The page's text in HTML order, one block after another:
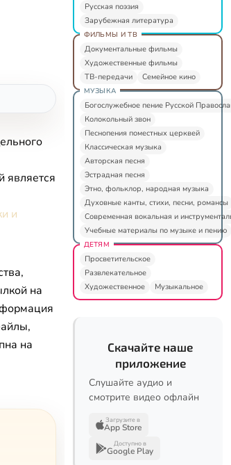
является
и
на
на
Русская поэзия
Зарубежная литература
ФИЛЬМЫ И ТВ
Документальные фильмы
Художественные фильмы
ТВ-передачи
Семейное кино
МУЗЫКА
Богослужебное пение Русской
Колокольный звон
Песнопения поместных церквей
Классическая музыка
Авторская песня
Эстрадная песня
Этно, фольклор, народная музыка
Духовные канты, стихи, песни, романсы
Современная вокальная и
Учебные материалы по музыке и пению
ДЕТЯМ
Просветительское
Развлекательное
Художественное
Музыкальное
Скачайте наше
приложение
Слушайте аудио и
смотрите видео офлайн
Загрузите в
App Store
Доступно в
Google Play